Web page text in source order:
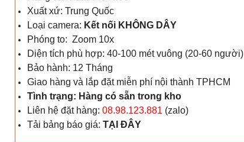
Xuất xứ: Trung Quốc
Loại camera: Kết nối KHÔNG DÂY
Phóng to: Zoom 10x
Diện tích phù hợp: 40-100 mét vuông (20-60 người)
Bảo hành: 12 Tháng
Giao hàng và lắp đặt miễn phí nội thành TPHCM
Tình trạng: Hàng có sẵn trong kho
Liên hệ đặt hàng:08.98.123.881 (zalo)
Tải bảng báo giá:TẠI ĐÂY